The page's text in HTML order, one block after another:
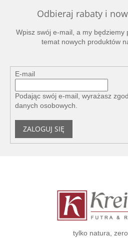
Odbieraj rabaty i
Wpisz swój e-mail, a my będziemy
temat nowych produktów
E-mail
Podając swój e-mail, wyrażasz
danych osobowych
ZALOGUJ SIĘ
tylko natura,